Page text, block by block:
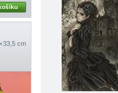
33,5 cm